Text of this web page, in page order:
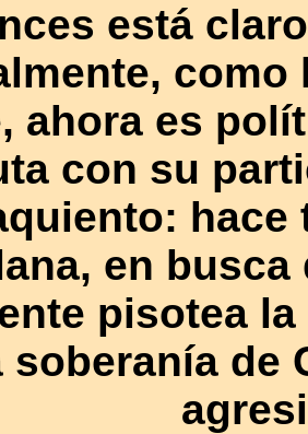
está
ahora es
con su
hace
en
pisotea
soberanía de